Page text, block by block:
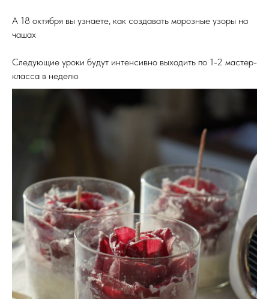
А 18 октября вы узнаете, как создавать морозные узоры на
чашах
Следующие уроки будут интенсивно выходить по 1-2 мастер-
класса в неделю